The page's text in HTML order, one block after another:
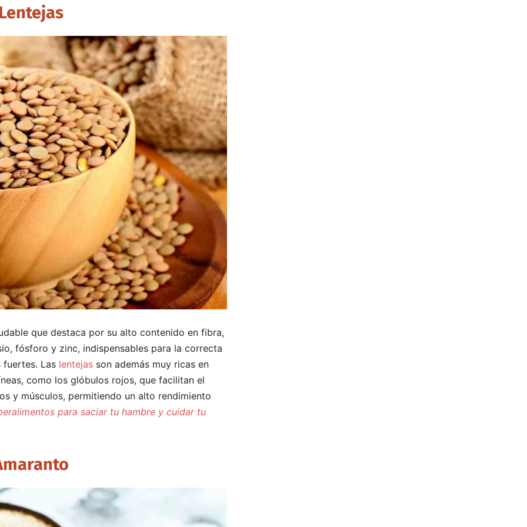
que destaca por su alto contenido en fibra,
fósforo y zinc, indispensables para la correcta
fuertes. Las lentejas son además muy ricas en
como los glóbulos rojos, que facilitan el
y músculos, permitiendo un alto rendimiento
para saciar tu hambre y cuidar tu